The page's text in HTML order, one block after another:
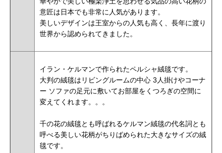
意匠は日本でも非常に人気があります。
美しいデザインは王室からの人気も高く、長年に渡り
世界から認められてきました。
イラン・ケルマンで作られたペルシャ絨毯です。
大判の絨毯はリビングルームの中心 3人掛けやコーナ
ー ソファの足元に敷いてお部屋をくつろぎの空間に
変えてくれます。。。
千の花の絨毯とも呼ばれるケルマン絨毯の代名詞とも
呼べる美しい花柄がちりばめられた大きなサイズの絨
毯です。